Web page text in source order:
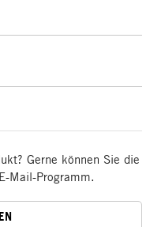
Gerne können Sie die
Mail-Programm.